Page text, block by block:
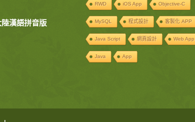
漢語拼音版
RWD iOS App Objective-C
MySQL 程式設計 客製化 APP
Java Script 網頁設計 Web App
Java App